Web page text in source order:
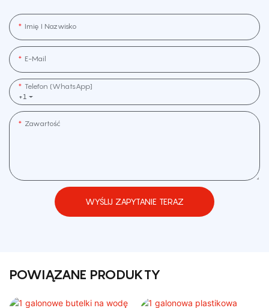
Imię I Nazwisko
E-Mail
+1
Telefon (WhatsApp]
Zawartość
WYŚLIJ ZAPYTANIE TERAZ
POWIĄZANE PRODUKTY